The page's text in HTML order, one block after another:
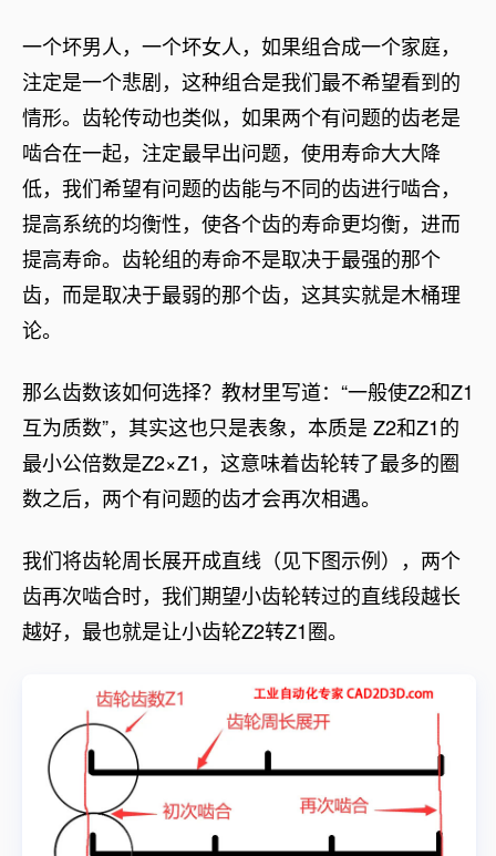
一个坏男人，一个坏女人，如果组合成一个家庭，
注定是一个悲剧，这种组合是我们最不希望看到的
情形。齿轮传动也类似，如果两个有问题的齿老是
啮合在一起，注定最早出问题，使用寿命大大降
低，我们希望有问题的齿能与不同的齿进行啮合，
提高系统的均衡性，使各个齿的寿命更均衡，进而
提高寿命。齿轮组的寿命不是取决于最强的那个
齿，而是取决于最弱的那个齿，这其实就是木桶理
论。
那么齿数该如何选择？教材里写道：“一般使Z2和Z1
互为质数”，其实这也只是表象，本质是 Z2和Z1的
最小公倍数是Z2×Z1，这意味着齿轮转了最多的圈
数之后，两个有问题的齿才会再次相遇。
我们将齿轮周长展开成直线（见下图示例），两个
齿再次啮合时，我们期望小齿轮转过的直线段越长
越好，最也就是让小齿轮Z2转Z1圈。